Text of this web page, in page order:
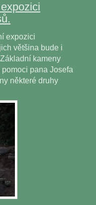
expozici
většina bude i
kameny
pana Josefa
některé druhy